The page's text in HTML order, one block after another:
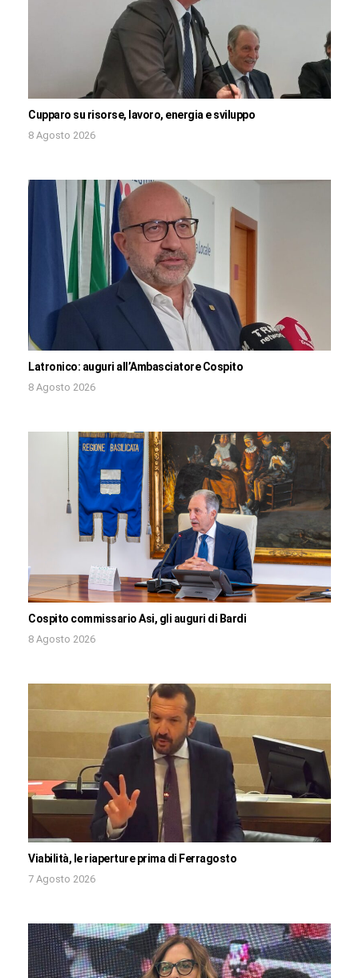
Cupparo su risorse, lavoro, energia e sviluppo
8 Agosto 2026
Latronico: auguri all’Ambasciatore Cospito
8 Agosto 2026
Cospito commissario Asi, gli auguri di Bardi
8 Agosto 2026
Viabilità, le riaperture prima di Ferragosto
7 Agosto 2026